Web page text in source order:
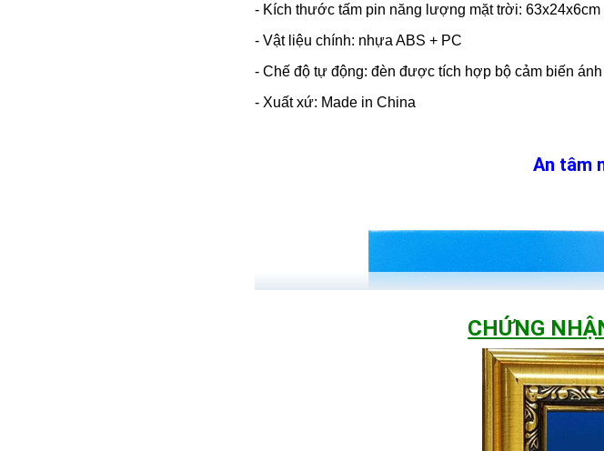
- Kích thước tấm pin năng lượng mặt trời: 63x24x6cm
- Vật liệu chính: nhựa ABS + PC
- Chế độ tự động: đèn được tích hợp bộ cảm biến
- Xuất xứ: Made in China
An tâm
CHỨNG